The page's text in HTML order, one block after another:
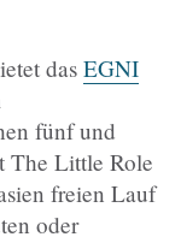
das EGNI
fünf und
The Little Role
freien Lauf
oder